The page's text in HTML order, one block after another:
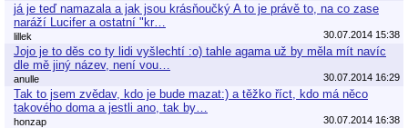
já je teď namazala a jak jsou krásňoučký A to je právě to, na co zase
naráží Lucifer a ostatní "kr…
lillek 30.07.2014 15:38
Jojo je to děs co ty lidi vyšlechtí :o) tahle agama už by měla mít navíc
dle mě jiný název, není vou…
anulle 30.07.2014 16:29
Tak to jsem zvědav, kdo je bude mazat:) a těžko říct, kdo má něco
takového doma a jestli ano, tak by…
honzap 30.07.2014 16:38